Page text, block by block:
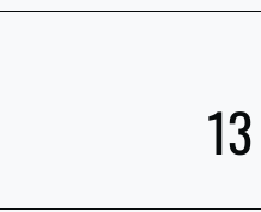
13